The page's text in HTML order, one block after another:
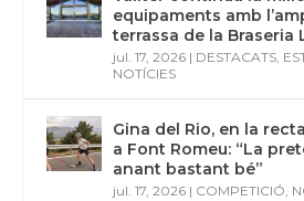
equipaments amb
terrassa de la Braseria
jul. 17, 2026 | DESTACATS,
NOTÍCIES
Gina del Rio, en la
a Font Romeu: “La
anant bastant bé”
jul. 17, 2026 | COMPETICIÓ,